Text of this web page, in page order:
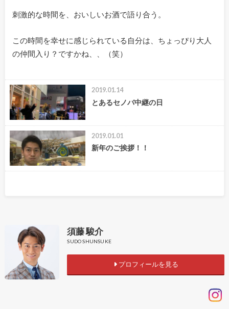
刺激的な時間を、おいしいお酒で語り合う。
この時間を幸せに感じられている自分は、ちょっぴり大人
の仲間入り？ですかね、、（笑）
2019.01.14
とあるセノバ中継の日
2019.01.01
新年のご挨拶！！
須藤 駿介
SUDO SHUNSUKE
プロフィールを見る